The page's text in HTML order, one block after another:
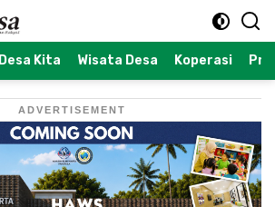
Desa Kita Wisata Desa Koperasi
ADVERTISEMENT